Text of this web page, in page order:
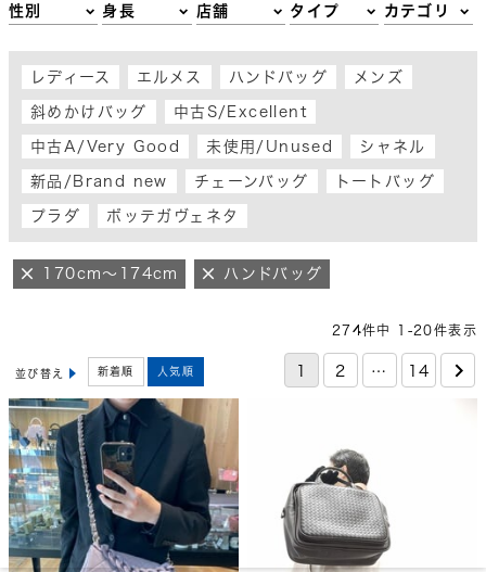
性別 身長 店舗 タイプ カテゴリ
レディース エルメス ハンドバッグ メンズ
斜めかけバッグ 中古S/Excellent
中古A/Very Good 未使用/Unused シャネル
新品/Brand new チェーンバッグ トートバッグ
プラダ ボッテガヴェネタ
170cm～174cm ハンドバッグ
並び替え 新着順 人気順
274件中 1 -20件表示
1 2 … 14